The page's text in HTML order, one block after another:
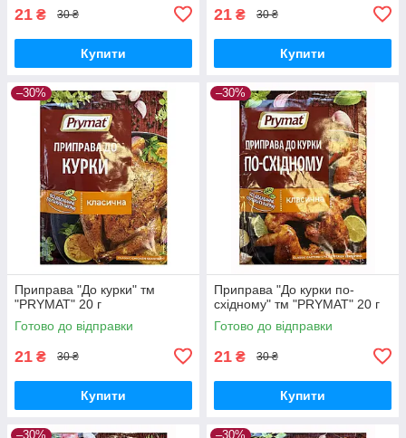
21 ₴ 30 ₴
Купити
21 ₴ 30 ₴
Купити
–30%
Приправа "До курки" тм
"PRYMAT" 20 г
Готово до відправки
21 ₴ 30 ₴
Купити
–30%
Приправа "До курки по-
східному" тм "PRYMAT" 20 г
Готово до відправки
21 ₴ 30 ₴
Купити
–30% –30%